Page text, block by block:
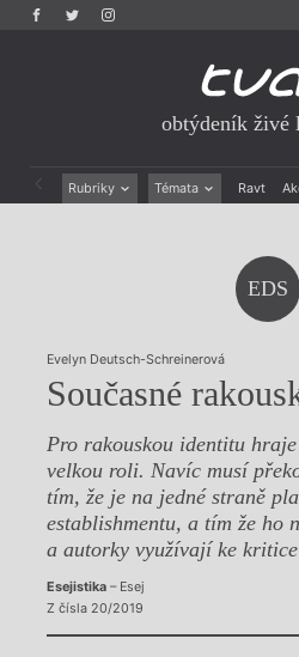
obtýdeník živé
Rubriky Témata Ravt
EDS
Evelyn Deutsch-Schreinerová
Současné
Pro rakouskou identitu
velkou roli. Navíc musí
tím, že je na jedné straně
establishmentu, a tím že ho
a autorky využívají ke
Esejistika– Esej
Z čísla 20/2019